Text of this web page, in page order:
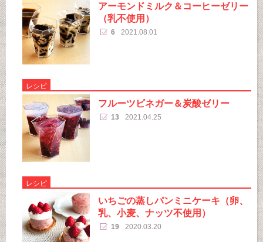
アーモンドミルク＆コーヒーゼリー
（乳不使用）
6 2021.08.01
レシピ
フルーツビネガー＆炭酸ゼリー
13 2021.04.25
レシピ
いちごの蒸しパンミニケーキ（卵、
乳、小麦、ナッツ不使用）
19 2020.03.20